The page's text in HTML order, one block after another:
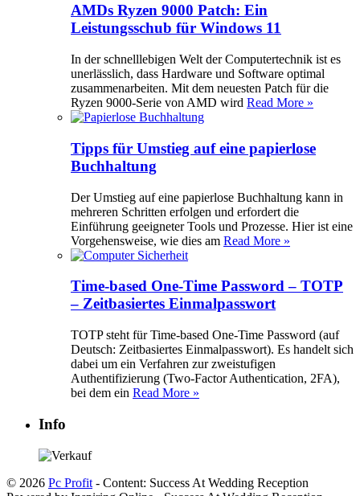
AMDs Ryzen 9000 Patch: Ein
Leistungsschub für Windows 11
In der schnelllebigen Welt der Computertechnik ist es
unerlässlich, dass Hardware und Software optimal
zusammenarbeiten. Mit dem neuesten Patch für die
Ryzen 9000-Serie von AMD wird Read More »
Tipps für Umstieg auf eine papierlose
Buchhaltung
Der Umstieg auf eine papierlose Buchhaltung kann in
mehreren Schritten erfolgen und erfordert die
Einführung geeigneter Tools und Prozesse. Hier ist eine
Vorgehensweise, wie dies am Read More »
Time-based One-Time Password – TOTP
– Zeitbasiertes Einmalpasswort
TOTP steht für Time-based One-Time Password (auf
Deutsch: Zeitbasiertes Einmalpasswort). Es handelt sich
dabei um ein Verfahren zur zweistufigen
Authentifizierung (Two-Factor Authentication, 2FA),
bei dem ein Read More »
Info
© 2026 Pc Profit - Content: Success At Wedding Reception